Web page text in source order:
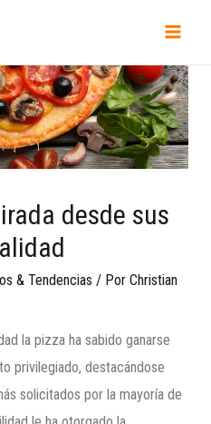
desde sus
& Tendencias / PorChristian
la pizza ha sabido ganarse
privilegiado, destacándose
solicitados por la mayoría de